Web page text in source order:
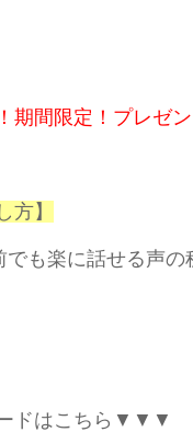
期間限定！プレゼ
方】
でも楽に話せる声の
ドはこちら▼▼▼